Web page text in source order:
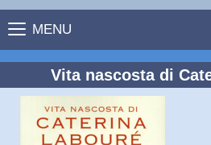
MENU
Vita nascosta di